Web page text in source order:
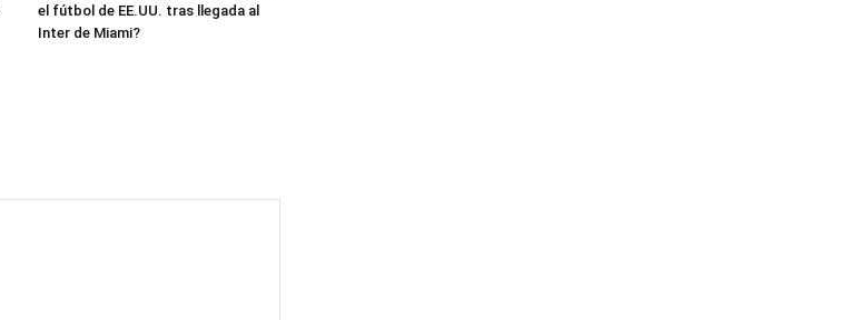
el fútbol de EE.UU. tras llegada al
Inter de Miami?